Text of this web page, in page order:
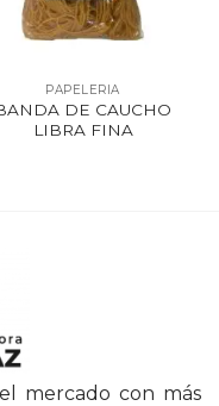
PAPELERIA
DE CAUCHO
LIBRA FINA
mercado con más